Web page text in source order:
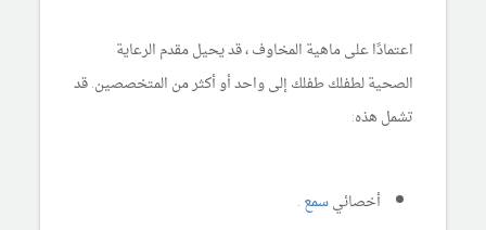
اعتمادًا على ماهية المخاوف ، قد يحيل مقدم الرعاية
الصحية لطفلك طفلك إلى واحد أو أكثر من المتخصصين. قد
تشمل هذه:
أخصائيسمع .